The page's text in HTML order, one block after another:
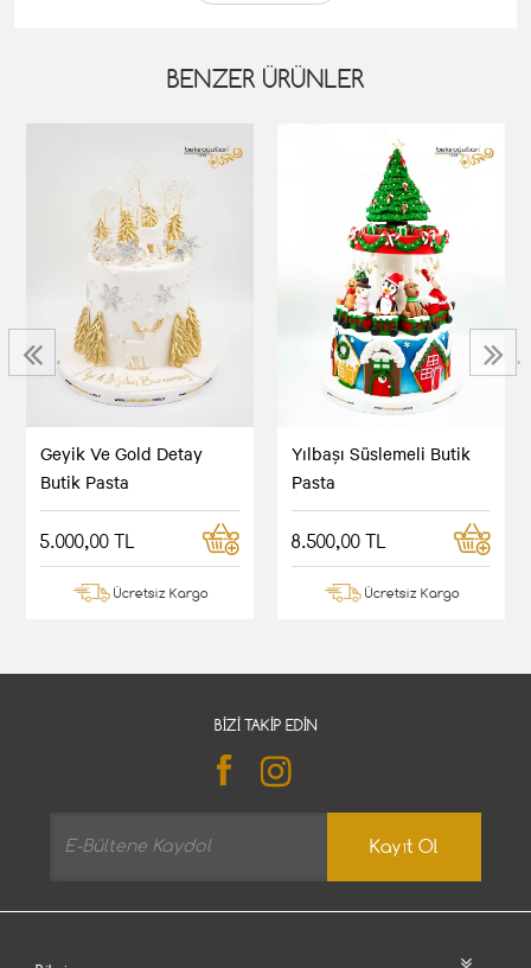
BENZER ÜRÜNLER
Geyik Ve Gold Detay
Butik Pasta
5.000,00 TL
Ücretsiz Kargo
Yılbaşı Süslemeli Butik
Pasta
8.500,00 TL
Ücretsiz Kargo
‹ ›
BIZI TAKIP EDIN
Kayıt Ol